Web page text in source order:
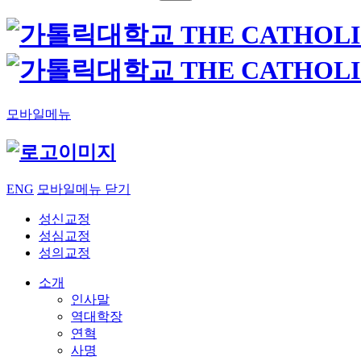
모바일메뉴
ENG 모바일메뉴 닫기
성신교정
성심교정
성의교정
소개
인사말
역대학장
연혁
사명